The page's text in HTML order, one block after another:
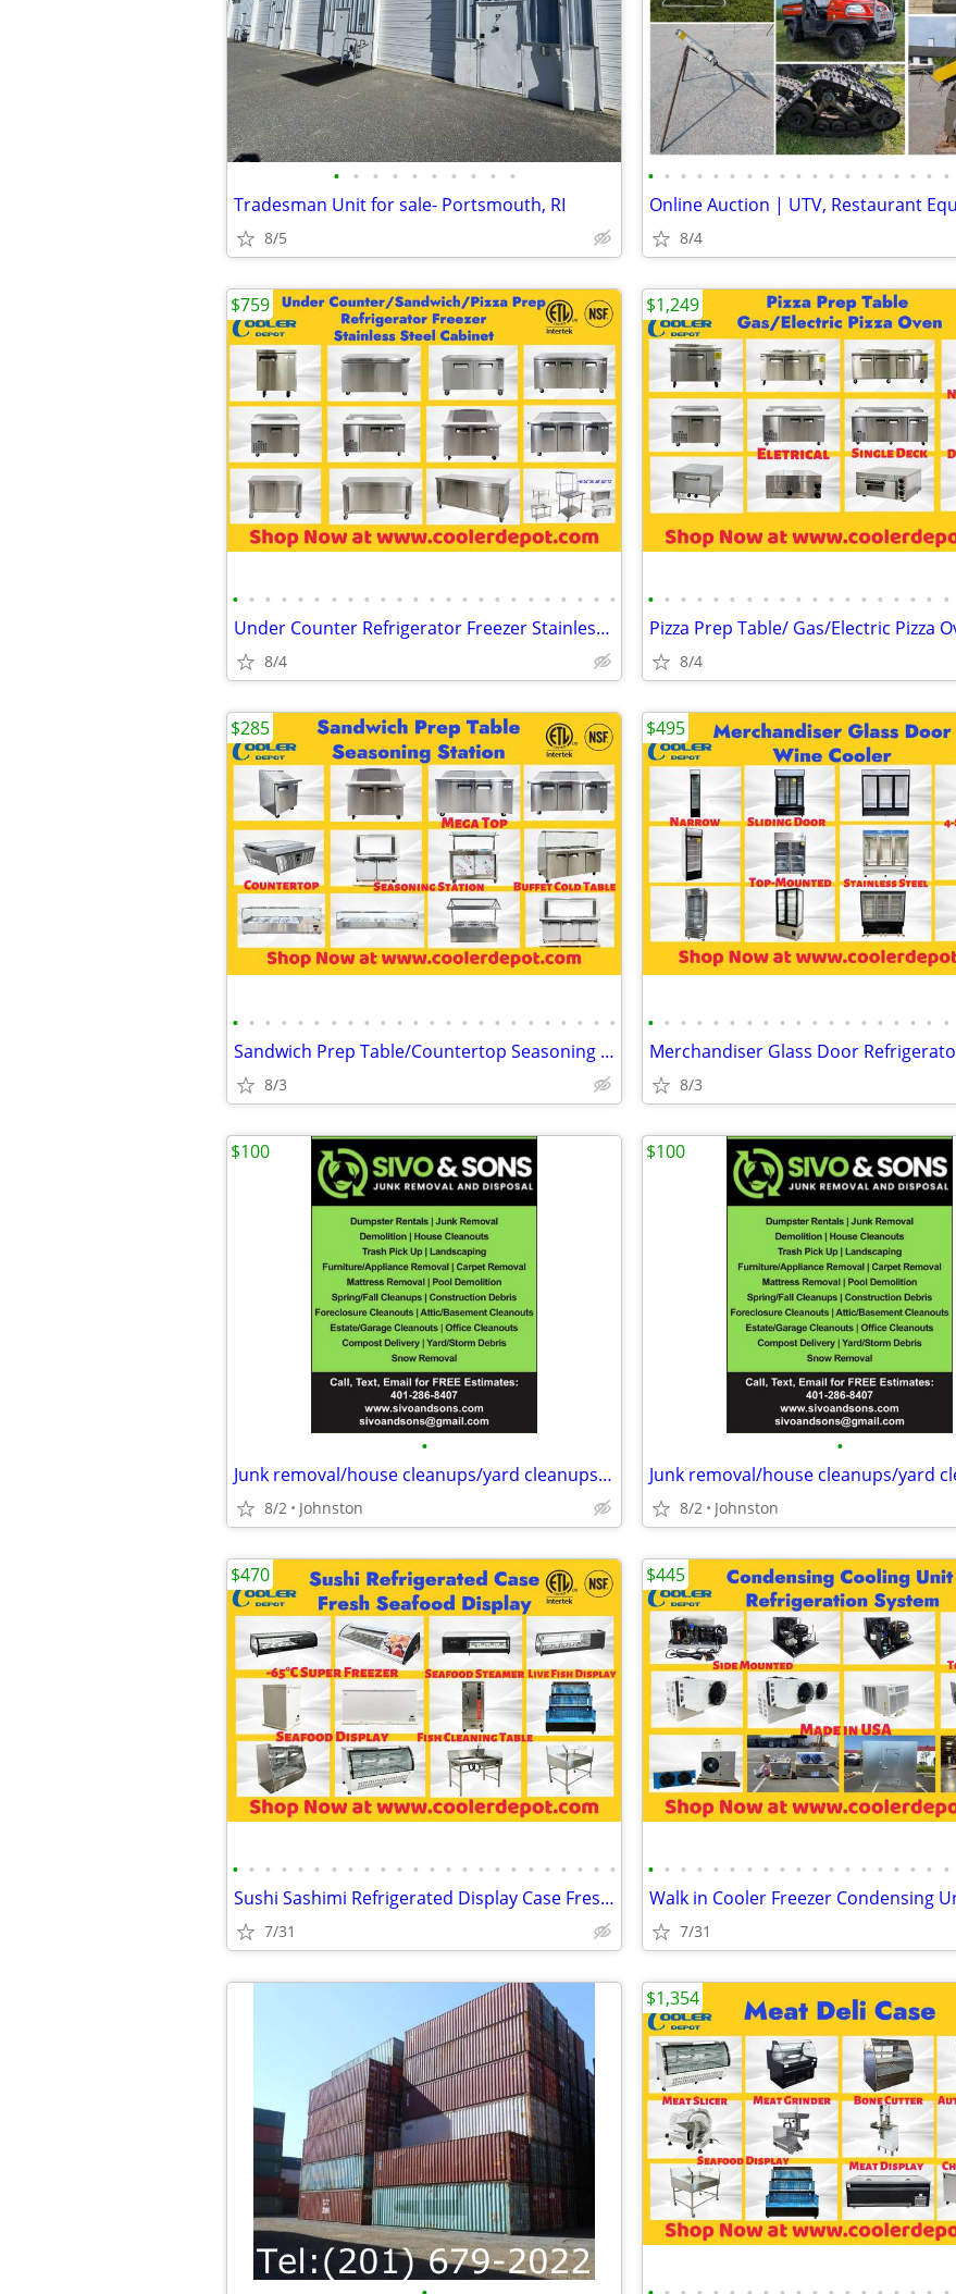
• • • • • • • • • •
Tradesman Unit for sale- Portsmouth, RI
8/5
• • • • • • • • • • • • • • • • • • •
8/4
• • • • • • • • • • • • • • • • • • • • • • • •
Under Counter Refrigerator Freezer Stainless Steel Cabinet
8/4
$759
• • • • • • • • • • • • • • • • • • •
8/4
$1,249
• • • • • • • • • • • • • • • • • • • • • • • •
Sandwich Prep Table/Countertop Seasoning Station/Buffet Cold Table
8/3
$285
• • • • • • • • • • • • • • • • • • •
8/3
$495
•
Junk removal/house cleanups/yard cleanups/dumpster rentals/demolition/tree remov
8/2 Johnston
$100
•
8/2 Johnston
$100
• • • • • • • • • • • • • • • • • • • • • • • •
Sushi Sashimi Refrigerated Display Case Fresh Seafood Showcase Fish Cl
7/31
$470
• • • • • • • • • • • • • • • • • • •
7/31
$445
$1,354